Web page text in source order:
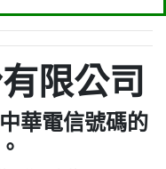
限公司
華電信號碼的